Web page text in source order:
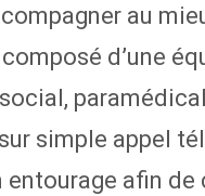
au
d’une
simple appel
afin de